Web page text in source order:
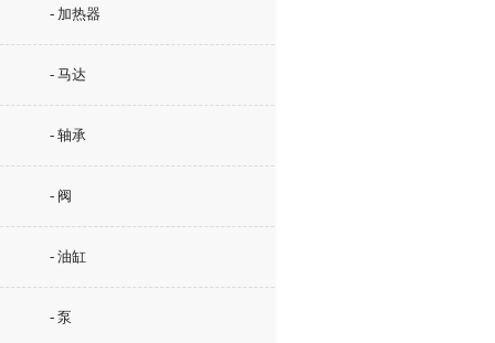
- 加热器
- 马达
- 轴承
- 阀
- 油缸
- 泵